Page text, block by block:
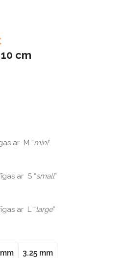
cm
ar M “mini”
ar S “small”
ar L “large”
3.25 mm